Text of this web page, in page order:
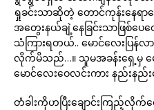
ရှုခင်းသာဆိုတဲ့ တောင်ကုန်းနေရ
အတွေးနယ်ချဲ့နေခြင်းသာဖြ
သံကြားရတယ်.. မောင်လေးပြ
လိုက်မိသည်…။ သူမအခန်းရှေ့မှ မ
မောင်လေးဝေလင်းကား နည်း
တံခါးကိုဟပြီးချောင်းကြည့်လိုက်